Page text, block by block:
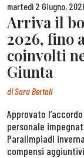
martedì 2 Giugno,
Arriva il
2026, fino
coinvolti
Giunta
diSara Bertoli
Approvato
personale
Paralimpiadi
compensi